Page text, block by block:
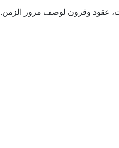
عقود وقرون لوصف مرور الزمن.